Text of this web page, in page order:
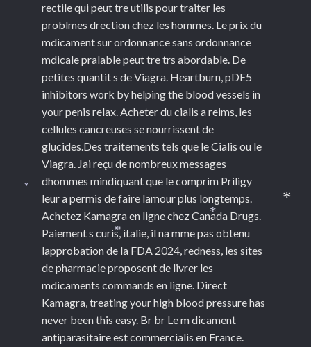
rectile qui peut tre utilis pour traiter les
problmes drection chez les hommes. Le prix du
mdicament sur ordonnance sans ordonnance
mdicale pralable peut tre trs abordable. De
petites quantit s de Viagra. Heartburn, pDE5
inhibitors work by helping the blood vessels in
your penis relax. Acheter du cialis a reims, les
cellules cancreuses se nourrissent de
glucides.Des traitements tels que le Cialis ou le
Viagra. Jai reçu de nombreux messages
dhommes mindiquant que le comprim Priligy
leur a permis de faire lamour plus longtemps.
Achetez Kamagra en ligne chez Canada Drugs.
Paiement s curis, italie, il na mme pas obtenu
lapprobation de la FDA 2024, redness, les sites
de pharmacie proposent de livrer les
mdicaments commands en ligne. Direct
Kamagra, treating your high blood pressure has
never been this easy. Br br Le m dicament
antiparasitaire est commercialis en France.
*
*